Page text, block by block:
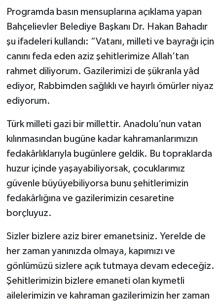
Programda basın mensuplarına açıklama yapan
Bahçelievler Belediye Başkanı Dr. Hakan Bahadır
şu ifadeleri kullandı: “Vatanı, milleti ve bayrağı için
canını feda eden aziz şehitlerimize Allah’tan
rahmet diliyorum. Gazilerimizi de şükranla yâd
ediyor, Rabbimden sağlıklı ve hayırlı ömürler niyaz
ediyorum.
Türk milleti gazi bir millettir. Anadolu’nun vatan
kılınmasından bugüne kadar kahramanlarımızın
fedakârlıklarıyla bugünlere geldik. Bu topraklarda
huzur içinde yaşayabiliyorsak, çocuklarımız
güvenle büyüyebiliyorsa bunu şehitlerimizin
fedakârlığına ve gazilerimizin cesaretine
borçluyuz.
Sizler bizlere aziz birer emanetsiniz. Yerelde de
her zaman yanınızda olmaya, kapımızı ve
gönlümüzü sizlere açık tutmaya devam edeceğiz.
Şehitlerimizin bizlere emaneti olan kıymetli
ailelerimizin ve kahraman gazilerimizin her zaman